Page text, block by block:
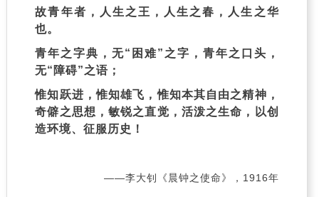
故青年者，人生之王，人生之春，人生之华
也。
青年之字典，无“困难”之字，青年之口头，
无“障碍”之语；
惟知跃进，惟知雄飞，惟知本其自由之精神，
奇僻之思想，敏锐之直觉，活泼之生命，以创
造环境、征服历史！
——李大钊《晨钟之使命》，1916年